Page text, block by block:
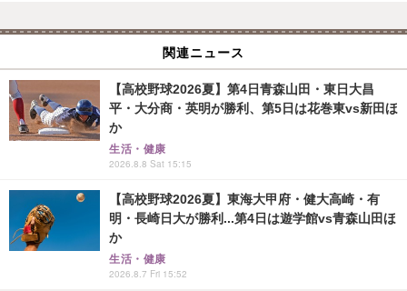
関連ニュース
【高校野球2026夏】第4日青森山田・東日大昌
平・大分商・英明が勝利、第5日は花巻東vs新田ほ
か
生活・健康
2026.8.8 Sat 15:15
【高校野球2026夏】東海大甲府・健大高崎・有
明・長崎日大が勝利...第4日は遊学館vs青森山田ほ
か
生活・健康
2026.8.7 Fri 15:52